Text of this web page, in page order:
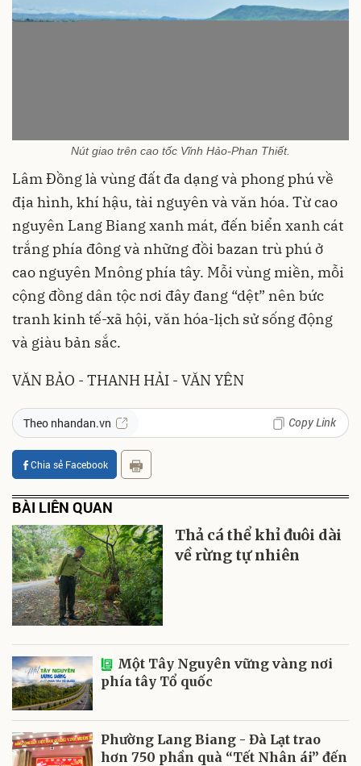
Nút giao trên cao tốc Vĩnh Hảo-Phan Thiết.
Lâm Đồng là vùng đất đa dạng và phong phú về
địa hình, khí hậu, tài nguyên và văn hóa. Từ cao
nguyên Lang Biang xanh mát, đến biển xanh cát
trắng phía đông và những đồi bazan trù phú ở
cao nguyên Mnông phía tây. Mỗi vùng miền, mỗi
cộng đồng dân tộc nơi đây đang “dệt” nên bức
tranh kinh tế-xã hội, văn hóa-lịch sử sống động
và giàu bản sắc.
VĂN BẢO - THANH HẢI - VĂN YÊN
Theo nhandan.vn Copy Link
Chia sẻ Facebook
BÀI LIÊN QUAN
Thả cá thể khỉ đuôi dài
về rừng tự nhiên
Một Tây Nguyên vững vàng nơi
phía tây Tổ quốc
Phường Lang Biang - Đà Lạt trao
hơn 750 phần quà “Tết Nhân ái” đến